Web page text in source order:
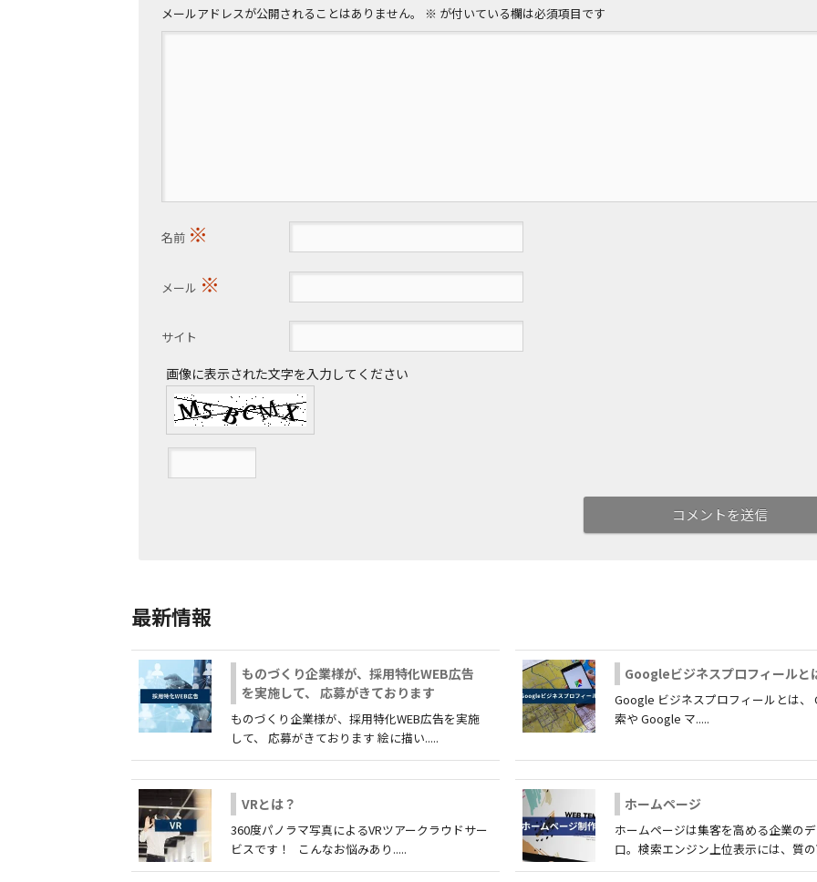
メールアドレスが公開されることはありません。 ※ が付いている欄は必須項目です
名前 ※
メール ※
サイト
画像に表示された文字を入力してください
最新情報
ものづくり企業様が、採用特化WEB広告
を実施して、 応募がきております
ものづくり企業様が、採用特化WEB広告を実施
して、 応募がきております 絵に描い.....
Googleビジネスプロフィールと
Google ビジネスプロフィールとは、
索や Google マ.....
VRとは？
360度パノラマ写真によるVRツアークラウドサー
ビスです！ こんなお悩みあり.....
ホームページ
ホームページは集客を高める企業の
口。検索エンジン上位表示には、質の